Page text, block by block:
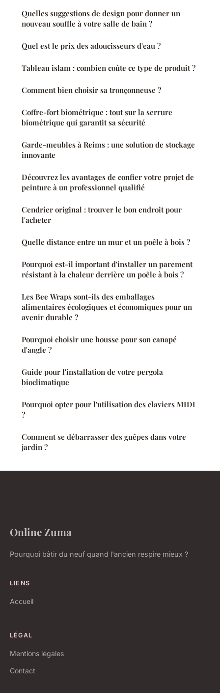
Quelles suggestions de design pour donner un
nouveau souffle à votre salle de bain ?
Quel est le prix des adoucisseurs d'eau ?
Tableau islam : combien coûte ce type de produit ?
Comment bien choisir sa tronçonneuse ?
Coffre-fort biométrique : tout sur la serrure
biométrique qui garantit sa sécurité
Garde-meubles à Reims : une solution de stockage
innovante
Découvrez les avantages de confier votre projet de
peinture à un professionnel qualifié
Cendrier original : trouver le bon endroit pour
l'acheter
Quelle distance entre un mur et un poêle à bois ?
Pourquoi est-il important d'installer un parement
résistant à la chaleur derrière un poêle à bois ?
Les Bee Wraps sont-ils des emballages
alimentaires écologiques et économiques pour un
avenir durable ?
Pourquoi choisir une housse pour son canapé
d'angle ?
Guide pour l'installation de votre pergola
bioclimatique
Pourquoi opter pour l'utilisation des claviers MIDI
?
Comment se débarrasser des guêpes dans votre
jardin ?
Online Zuma
Pourquoi bâtir du neuf quand l'ancien respire mieux ?
LIENS
Accueil
LÉGAL
Mentions légales
Contact